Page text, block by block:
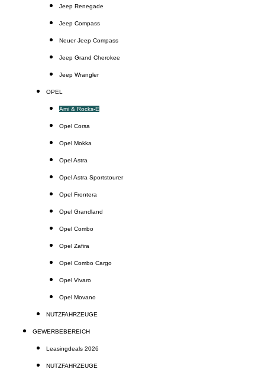
Jeep Renegade
Jeep Compass
Neuer Jeep Compass
Jeep Grand Cherokee
Jeep Wrangler
OPEL
Ami & Rocks-E
Opel Corsa
Opel Mokka
Opel Astra
Opel Astra Sportstourer
Opel Frontera
Opel Grandland
Opel Combo
Opel Zafira
Opel Combo Cargo
Opel Vivaro
Opel Movano
NUTZFAHRZEUGE
GEWERBEBEREICH
Leasingdeals 2026
NUTZFAHRZEUGE